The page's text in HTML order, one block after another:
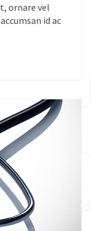
ornare vel
id ac